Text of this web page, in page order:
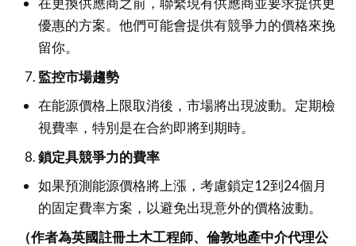
優惠的方案。他們可能會提供有競爭力的價格來挽
留你。
監控市場趨勢
在能源價格上限取消後，市場將出現波動。定期檢
視費率，特別是在合約即將到期時。
鎖定具競爭力的費率
如果預測能源價格將上漲，考慮鎖定12到24個月
的固定費率方案，以避免出現意外的價格波動。
（作者為英國註冊土木工程師、倫敦地產中介代理公